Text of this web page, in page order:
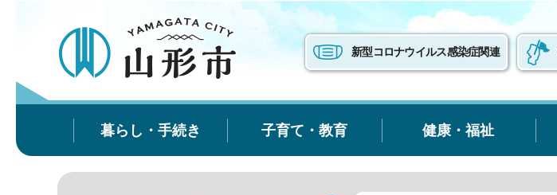
新型コロナウイルス感染症関連
暮らし・手続き 子育て・教育 健康・福祉